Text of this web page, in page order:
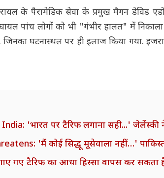
के पैरामेडिक सेवा के प्रमुख मैगन डेविड
पांच लोगों को भी "गंभीर हालत" में
घटनास्थल पर ही इलाज किया गया.
'भारत पर टैरिफ लगाना सही...' जेलेंस्की
'मैं कोई सिद्धू मूसेवाला नहीं…'
गए टैरिफ का आधा हिस्सा वापस कर सकता